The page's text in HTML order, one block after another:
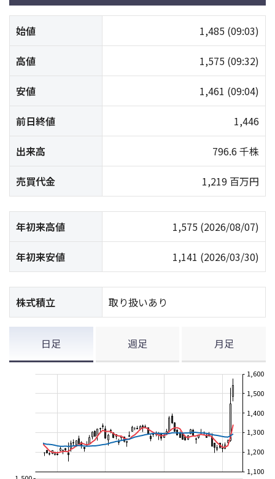
始値 1,485 (09:03)
高値 1,575 (09:32)
安値 1,461 (09:04)
前日終値 1,446
出来高 796.6 千株
売買代金 1,219 百万円
年初来高値 1,575 (2026/08/07)
年初来安値 1,141 (2026/03/30)
株式積立 取り扱いあり
日足 週足 月足
1,100
1,200
1,300
1,400
1,500
1,600